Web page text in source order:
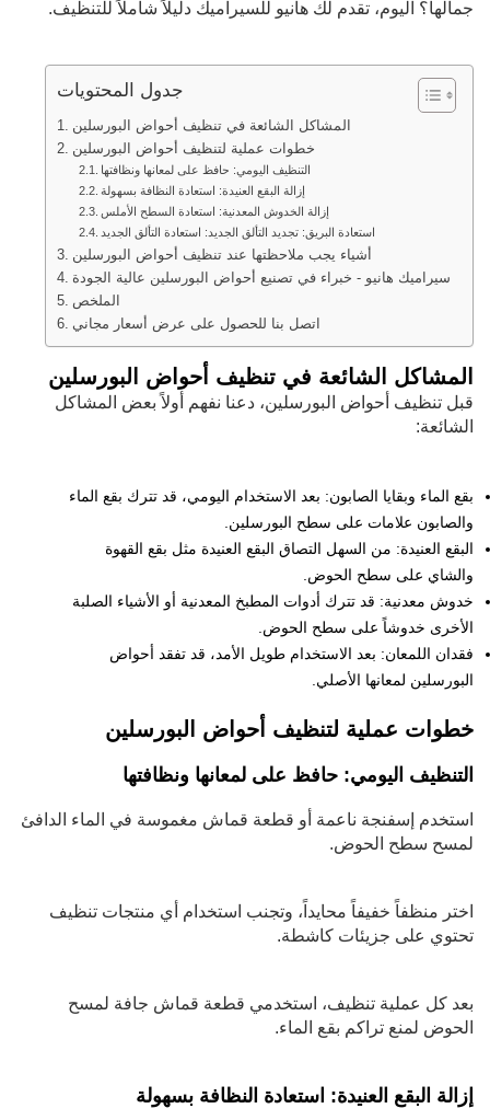
جمالها؟ اليوم، تقدم لك هانيو للسيراميك دليلاً شاملاً للتنظيف.
جدول المحتويات
المشاكل الشائعة في تنظيف أحواض البورسلين
خطوات عملية لتنظيف أحواض البورسلين
التنظيف اليومي: حافظ على لمعانها ونظافتها
إزالة البقع العنيدة: استعادة النظافة بسهولة
إزالة الخدوش المعدنية: استعادة السطح الأملس
استعادة البريق: تجديد التألق الجديد: استعادة التألق الجديد
أشياء يجب ملاحظتها عند تنظيف أحواض البورسلين
سيراميك هانيو - خبراء في تصنيع أحواض البورسلين عالية الجودة
الملخص
اتصل بنا للحصول على عرض أسعار مجاني
المشاكل الشائعة في تنظيف أحواض البورسلين
قبل تنظيف أحواض البورسلين، دعنا نفهم أولاً بعض المشاكل
الشائعة:
بقع الماء وبقايا الصابون: بعد الاستخدام اليومي، قد تترك بقع الماء
والصابون علامات على سطح البورسلين.
البقع العنيدة: من السهل التصاق البقع العنيدة مثل بقع القهوة
والشاي على سطح الحوض.
خدوش معدنية: قد تترك أدوات المطبخ المعدنية أو الأشياء الصلبة
الأخرى خدوشاً على سطح الحوض.
فقدان اللمعان: بعد الاستخدام طويل الأمد، قد تفقد أحواض
البورسلين لمعانها الأصلي.
خطوات عملية لتنظيف أحواض البورسلين
التنظيف اليومي: حافظ على لمعانها ونظافتها
استخدم إسفنجة ناعمة أو قطعة قماش مغموسة في الماء الدافئ
لمسح سطح الحوض.
اختر منظفاً خفيفاً محايداً، وتجنب استخدام أي منتجات تنظيف
تحتوي على جزيئات كاشطة.
بعد كل عملية تنظيف، استخدمي قطعة قماش جافة لمسح
الحوض لمنع تراكم بقع الماء.
إزالة البقع العنيدة: استعادة النظافة بسهولة